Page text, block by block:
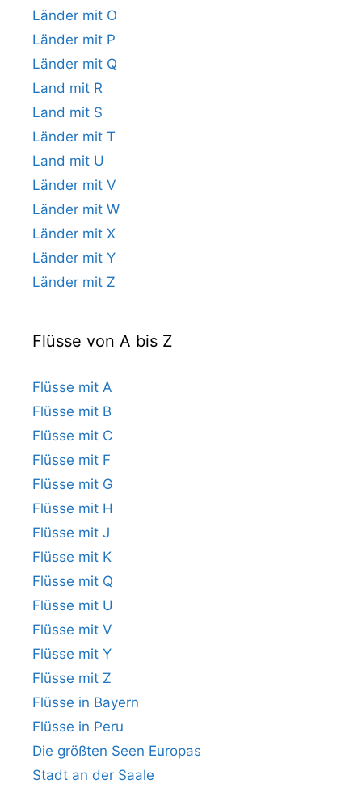
Länder mit O
Länder mit P
Länder mit Q
Land mit R
Land mit S
Länder mit T
Land mit U
Länder mit V
Länder mit W
Länder mit X
Länder mit Y
Länder mit Z
Flüsse von A bis Z
Flüsse mit A
Flüsse mit B
Flüsse mit C
Flüsse mit F
Flüsse mit G
Flüsse mit H
Flüsse mit J
Flüsse mit K
Flüsse mit Q
Flüsse mit U
Flüsse mit V
Flüsse mit Y
Flüsse mit Z
Flüsse in Bayern
Flüsse in Peru
Die größten Seen Europas
Stadt an der Saale